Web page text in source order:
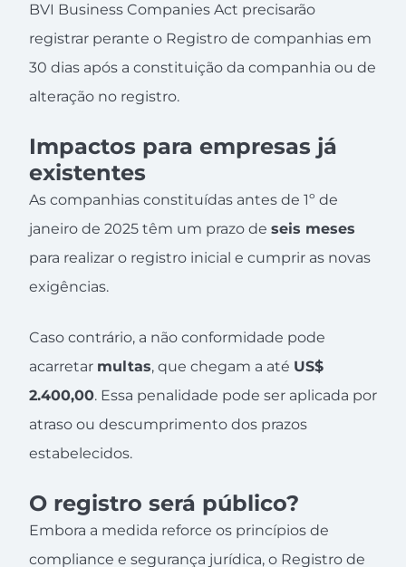
BVI Business Companies Act precisarão
registrar perante o Registro de companhias em
30 dias após a constituição da companhia ou de
alteração no registro.
Impactos para empresas já
existentes
As companhias constituídas antes de 1º de
janeiro de 2025 têm um prazo de seis meses
para realizar o registro inicial e cumprir as novas
exigências.
Caso contrário, a não conformidade pode
acarretar multas, que chegam a até US$
2.400,00. Essa penalidade pode ser aplicada por
atraso ou descumprimento dos prazos
estabelecidos.
O registro será público?
Embora a medida reforce os princípios de
compliance e segurança jurídica, o Registro de